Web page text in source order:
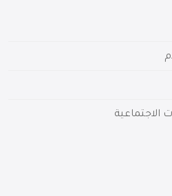
الاجتماعية